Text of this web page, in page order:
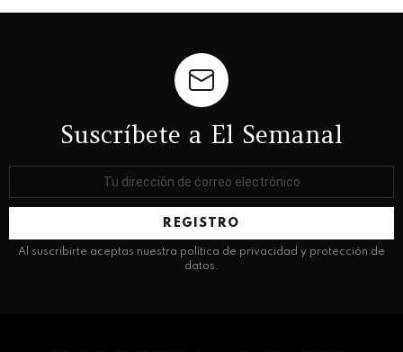
Suscríbete a El Semanal
Al suscribirte aceptas nuestra política de privacidad y protección de
datos.